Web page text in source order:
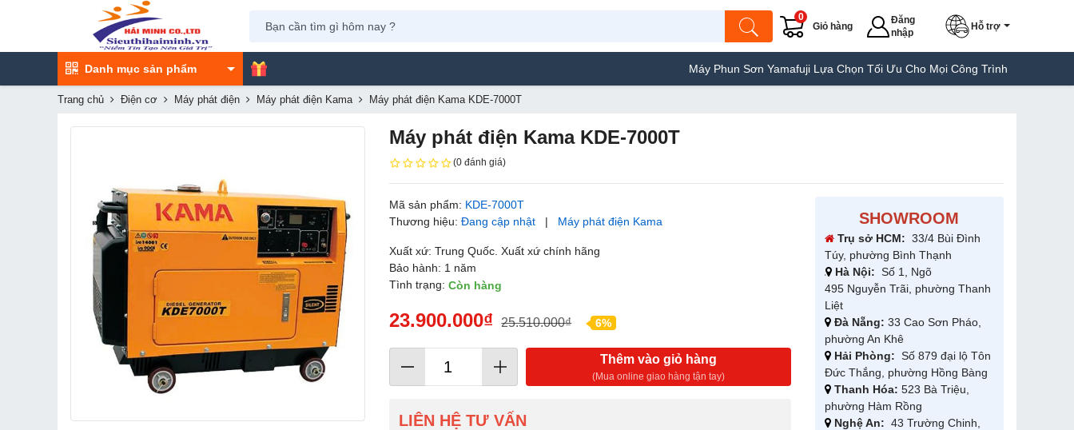
Giỏ hàng
0
Đăng
nhập
Hỗ trợ
Danh mục sản phẩm Máy Phun Sơn Yamafuji Lựa Chọn Tối Ưu Cho Mọi Công Trình Máy Hàn Túi
Trang chủ Điện cơ Máy phát điện Máy phát điện Kama Máy phát điện Kama KDE-7000T
Máy phát điện Kama KDE-7000T
(0 đánh giá)
Mã sản phẩm: KDE-7000T
Thương hiệu:Đang cập nhật | Máy phát điện Kama
Xuất xứ: Trung Quốc. Xuất xứ chính hãng
Bảo hành: 1 năm
Tình trạng:Còn hàng
23.900.000₫ 25.510.000₫ 6%
Thêm vào giỏ hàng
(Mua online giao hàng tận tay)
LIÊN HỆ TƯ VẤN
SHOWROOM
Trụ sở HCM: 33/4 Bùi Đình
Túy, phường Bình Thạnh
Hà Nội: Số 1, Ngõ
495 Nguyễn Trãi, phường Thanh
Liệt
Đà Nẵng: 33 Cao Sơn Pháo,
phường An Khê
Hải Phòng: Số 879 đại lộ Tôn
Đức Thắng, phường Hồng Bàng
Thanh Hóa: 523 Bà Triệu,
phường Hàm Rồng
Nghệ An: 43 Trường Chinh,